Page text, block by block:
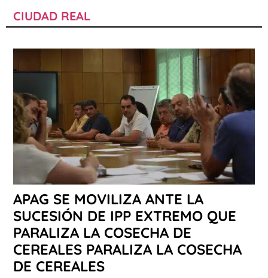
CIUDAD REAL
APAG SE MOVILIZA ANTE LA
SUCESIÓN DE IPP EXTREMO QUE
PARALIZA LA COSECHA DE
CEREALES PARALIZA LA COSECHA
DE CEREALES